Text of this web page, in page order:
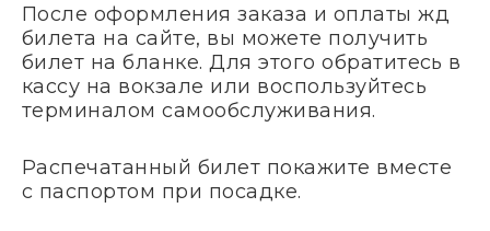
После оформления заказа и оплаты жд
билета на сайте, вы можете получить
билет на бланке. Для этого обратитесь в
кассу на вокзале или воспользуйтесь
терминалом самообслуживания.
Распечатанный билет покажите вместе
с паспортом при посадке.